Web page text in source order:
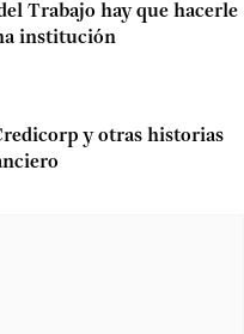
Trabajo hay que hacerle
institución
y otras historias